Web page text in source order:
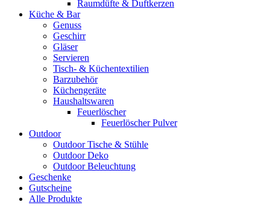
Raumdüfte & Duftkerzen
Küche & Bar
Genuss
Geschirr
Gläser
Servieren
Tisch- & Küchentextilien
Barzubehör
Küchengeräte
Haushaltswaren
Feuerlöscher
Feuerlöscher Pulver
Outdoor
Outdoor Tische & Stühle
Outdoor Deko
Outdoor Beleuchtung
Geschenke
Gutscheine
Alle Produkte